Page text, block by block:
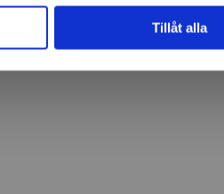
Tillåt alla